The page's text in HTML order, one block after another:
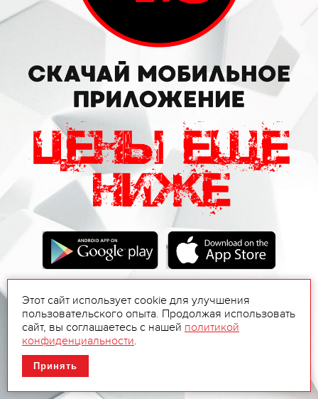
Этот сайт использует cookie для улучшения
пользовательского опыта. Продолжая использовать
сайт, вы соглашаетесь с нашей политикой
конфиденциальности.
Принять